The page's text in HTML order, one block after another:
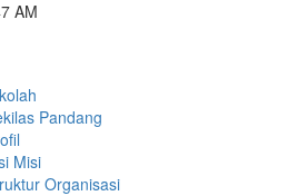
AM
Pandang
Misi
Organisasi